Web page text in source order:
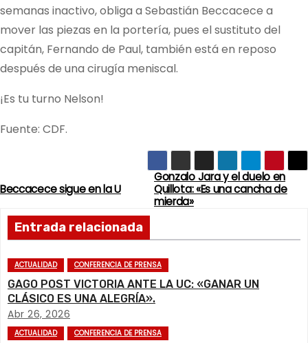
semanas inactivo, obliga a Sebastián Beccacece a
mover las piezas en la portería, pues el sustituto del
capitán, Fernando de Paul, también está en reposo
después de una cirugía meniscal.
¡Es tu turno Nelson!
Fuente: CDF.
N
a
v
e
g
a
Gonzalo Jara y el duelo en
Quillota: «Es una cancha de
mierda»
Beccacece sigue en la U
Entrada relacionada
ACTUALIDAD CONFERENCIA DE PRENSA
GAGO POST VICTORIA ANTE LA UC: «GANAR UN
CLÁSICO ES UNA ALEGRÍA».
Abr 26, 2026
ACTUALIDAD CONFERENCIA DE PRENSA